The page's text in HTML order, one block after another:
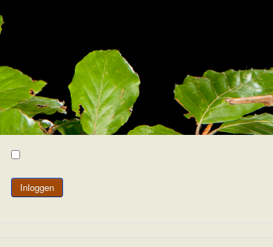
Inloggen